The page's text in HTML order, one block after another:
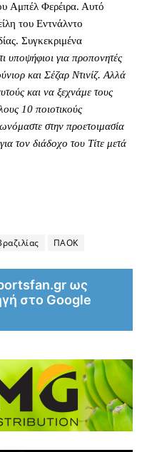
Αμπέλ Φερέιρα. Αυτό
του Εντνάλντο
Συγκεκριμένα
για προπονητές
και Σέζαρ Ντινίζ. Αλλά
και να ξεχνάμε τους
10 ποιοτικούς
στην προετοιμασία
τον διάδοχο του Τίτε μετά
ΠΑΟΚ
ως
στο Google